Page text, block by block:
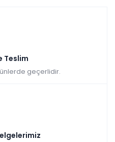
Teslim
geçerlidir.